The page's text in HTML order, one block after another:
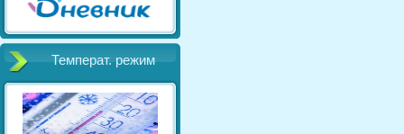
Температ. режим